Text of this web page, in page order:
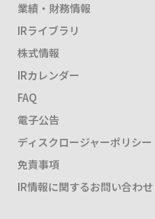
業績・財務情報
IRライブラリ
株式情報
IRカレンダー
FAQ
電子公告
ディスクロージャーポリシー
免責事項
IR情報に関するお問い合わせ